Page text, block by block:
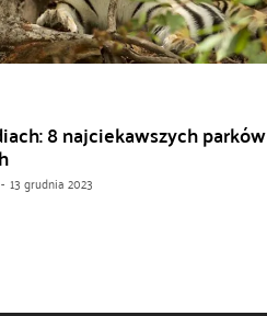
8 najciekawszych parków
- 13 grudnia 2023